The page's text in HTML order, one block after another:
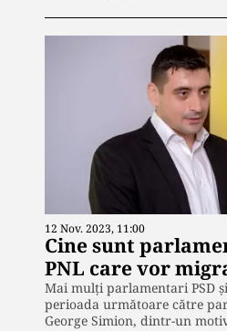
12 Nov. 2023, 11:00
Cine sunt
PNL care vor
Mai mulți parlamentari PSD
perioada următoare către
George Simion, dintr-un